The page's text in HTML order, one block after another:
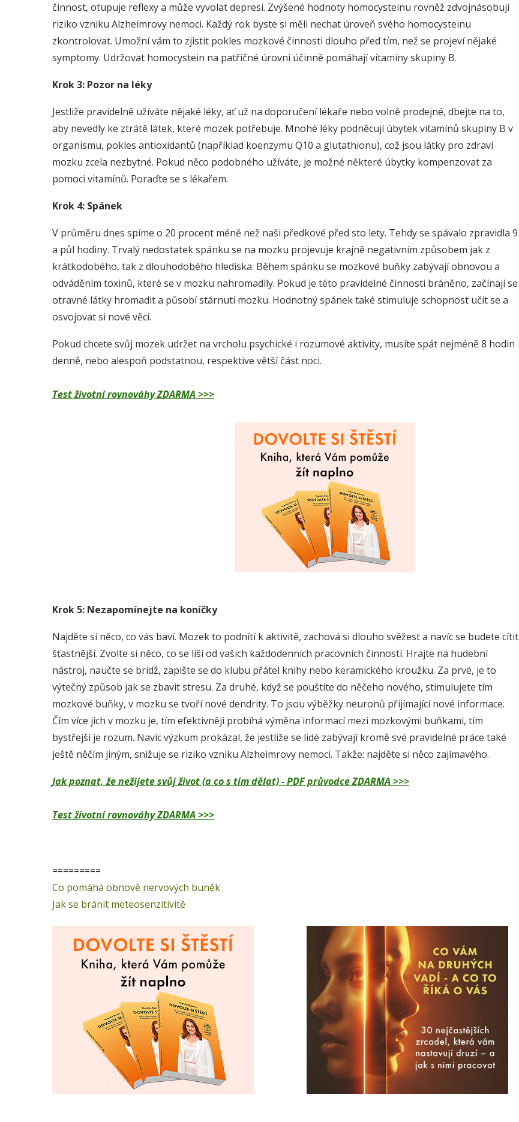
činnost, otupuje reflexy a může vyvolat depresi. Zvýšené hodnoty homocysteinu rovněž zdvojnásobují
riziko vzniku Alzheimrovy nemoci. Každý rok byste si měli nechat úroveň svého homocysteinu
zkontrolovat. Umožní vám to zjistit pokles mozkové činnosti dlouho před tím, než se projeví nějaké
symptomy. Udržovat homocystein na patřičné úrovni účinně pomáhají vitamíny skupiny B.
Krok 3: Pozor na léky
Jestliže pravidelně užíváte nějaké léky, ať už na doporučení lékaře nebo volně prodejné, dbejte na to,
aby nevedly ke ztrátě látek, které mozek potřebuje. Mnohé léky podněcují úbytek vitamínů skupiny B v
organismu, pokles antioxidantů (například koenzymu Q10 a glutathionu), což jsou látky pro zdraví
mozku zcela nezbytné. Pokud něco podobného užíváte, je možné některé úbytky kompenzovat za
pomoci vitamínů. Poraďte se s lékařem.
Krok 4: Spánek
V průměru dnes spíme o 20 procent méně než naši předkové před sto lety. Tehdy se spávalo zpravidla 9
a půl hodiny. Trvalý nedostatek spánku se na mozku projevuje krajně negativním způsobem jak z
krátkodobého, tak z dlouhodobého hlediska. Během spánku se mozkové buňky zabývají obnovou a
odváděním toxinů, které se v mozku nahromadily. Pokud je této pravidelné činnosti bráněno, začínají se
otravné látky hromadit a působí stárnutí mozku. Hodnotný spánek také stimuluje schopnost učit se a
osvojovat si nové věci.
Pokud chcete svůj mozek udržet na vrcholu psychické i rozumové aktivity, musíte spát nejméně 8 hodin
denně, nebo alespoň podstatnou, respektive větší část noci.
Test životní rovnováhy ZDARMA >>>
Krok 5: Nezapomínejte na koníčky
Najděte si něco, co vás baví. Mozek to podnítí k aktivitě, zachová si dlouho svěžest a navíc se budete cítit
šťastnější. Zvolte si něco, co se liší od vašich každodenních pracovních činností. Hrajte na hudební
nástroj, naučte se bridž, zapište se do klubu přátel knihy nebo keramického kroužku. Za prvé, je to
výtečný způsob jak se zbavit stresu. Za druhé, když se pouštíte do něčeho nového, stimulujete tím
mozkové buňky, v mozku se tvoří nové dendrity. To jsou výběžky neuronů přijímající nové informace.
Čím více jich v mozku je, tím efektivněji probíhá výměna informací mezi mozkovými buňkami, tím
bystřejší je rozum. Navíc výzkum prokázal, že jestliže se lidé zabývají kromě své pravidelné práce také
ještě něčím jiným, snižuje se riziko vzniku Alzheimrovy nemoci. Takže: najděte si něco zajímavého.
Jak poznat, že nežijete svůj život (a co s tím dělat) - PDF průvodce ZDARMA >>>
Test životní rovnováhy ZDARMA >>>
=========
Co pomáhá obnově nervových buněk
Jak se bránit meteosenzitivitě